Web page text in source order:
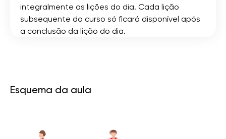
integralmente as lições do dia. Cada lição
subsequente do curso só ficará disponível após
a conclusão da lição do dia.
Esquema da aula